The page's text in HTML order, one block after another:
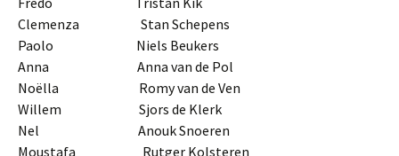
Clemenza Stan Schepens
Paolo Niels Beukers
Anna Anna van de Pol
Noëlla Romy van de Ven
Willem Sjors de Klerk
Nel Anouk Snoeren
Moustafa Rutger Kolsteren